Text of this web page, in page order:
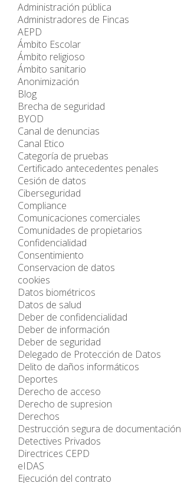
Administración pública
Administradores de Fincas
AEPD
Ámbito Escolar
Ámbito religioso
Ámbito sanitario
Anonimización
Blog
Brecha de seguridad
BYOD
Canal de denuncias
Canal Etico
Categoría de pruebas
Certificado antecedentes penales
Cesión de datos
Ciberseguridad
Compliance
Comunicaciones comerciales
Comunidades de propietarios
Confidencialidad
Consentimiento
Conservacion de datos
cookies
Datos biométricos
Datos de salud
Deber de confidencialidad
Deber de información
Deber de seguridad
Delegado de Protección de Datos
Delito de daños informáticos
Deportes
Derecho de acceso
Derecho de supresion
Derechos
Destrucción segura de documentación
Detectives Privados
Directrices CEPD
eIDAS
Ejecución del contrato